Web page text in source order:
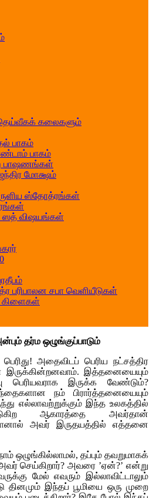
கலைகளும்
பாகம்
பாகம்
பாஷணங்கள்
மோக்ஷம்
ஸ்தோத்ரங்கள்
ஸத் விஷயங்கள்
பரிபாலன சபா வெளியீடுகள்
கிளைகள்
தர்ம ஒழுங்குப்பாடும்
அதைவிடப் பெரிய நட்சத்திர
இத்தனையையும்
இருக்க வேண்டும்?
நம் பிரார்த்தனையையும்
எல்லாவற்றுக்கும் இந்த உலகத்தில்
ஆகாரத்தை அவர்தான்
அவர் இருதயத்தில் எத்தனை
ஒழுங்கில்லாமல், தப்பும் தவறுமாகக்
செய்கிறார்? அவரை ’ஏன்?’ என்று
மேல் எவரும் இல்லாவிட்டாலும்
இந்தப் பூமியை ஒரு முறை